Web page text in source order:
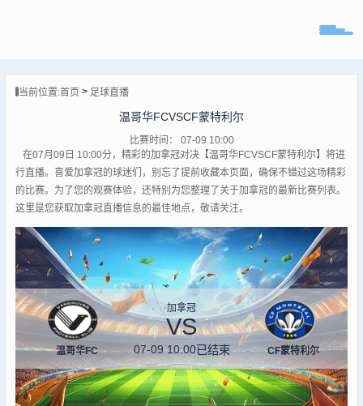
播
队
当前位置:首页> 足球直播
温哥华FCVSCF蒙特利尔
比赛时间： 07-09 10:00
在07月09日 10:00分，精彩的加拿冠对决【温哥华FCVSCF蒙特利尔】将进
行直播。喜爱加拿冠的球迷们，别忘了提前收藏本页面，确保不错过这场精彩
的比赛。为了您的观赛体验，还特别为您整理了关于加拿冠的最新比赛列表。
这里是您获取加拿冠直播信息的最佳地点，敬请关注。
温哥华FC
加拿冠
VS
07-09 10:00已结束 CF蒙特利尔